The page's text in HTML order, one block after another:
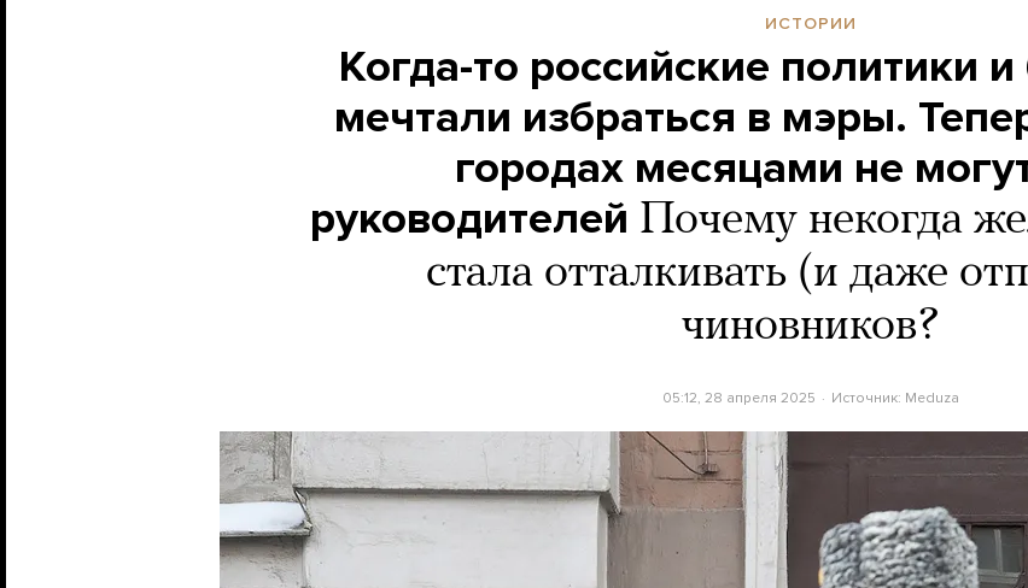
ИСТОРИИ
Когда-то российские политики
мечтали избраться в мэры.
городах месяцами не
руководителей Почему некогда
стала отталкивать (и даже
чиновников?
05:12, 28 апреля 2025 Источник: Meduza